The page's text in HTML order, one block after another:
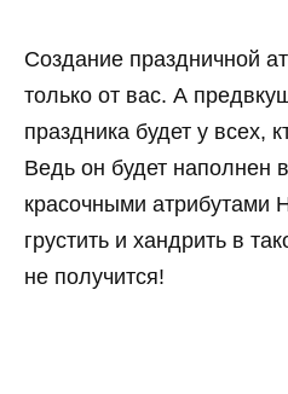
Создание праздничной
только от вас. А
праздника будет у всех,
Ведь он будет наполнен
красочными атрибутами
грустить и хандрить в
не получится!